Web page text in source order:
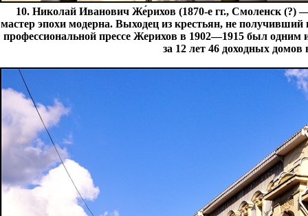
10. Николай Иванович Же́рихов (1870-е гг., Смоленск
мастер эпохи модерна. Выходец из крестьян, не
профессиональной прессе Жерихов в 1902—1915 был одним
за 12 лет 46 доходных